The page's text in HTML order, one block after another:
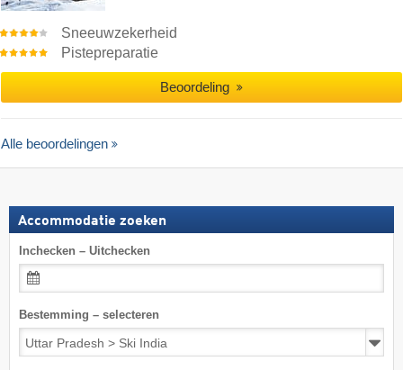
Sneeuwzekerheid
Pistepreparatie
Beoordeling
Alle beoordelingen
Accommodatie zoeken
Inchecken – Uitchecken
Bestemming – selecteren